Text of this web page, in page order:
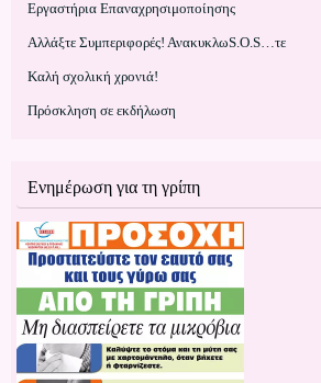
Εργαστήρια Επαναχρησιμοποίησης
Αλλάξτε Συμπεριφορές! ΑνακυκλωS.O.S…τε
Kαλή σχολική χρονιά!
Πρόσκληση σε εκδήλωση
Ενημέρωση για τη γρίπη